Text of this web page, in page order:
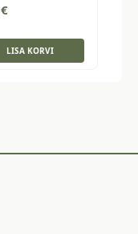
€
LISA KORVI